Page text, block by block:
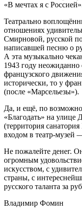
«В мечтах я с
Театрально
отношениях
Смирновой, русской
написавшей песню о
А эта музыкально
1943 году неожиданно
французского
исторически, то у
(после «Марсельезы»).
Да, и ещё, по
«Благодать» на улице
(территория
входом в театр-музей
Не пожалейте денег.
огромным
искусством, с
страны, с
русского таланта за
Владимир Фомин